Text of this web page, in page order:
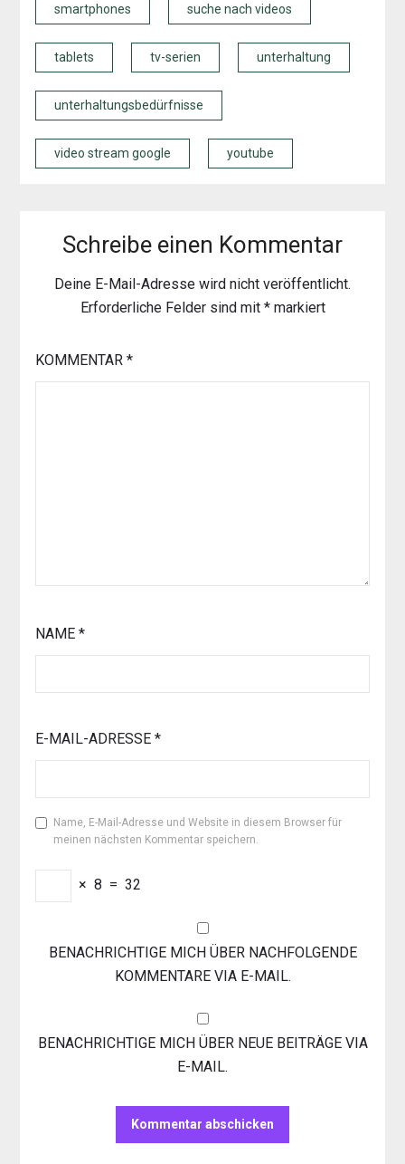
smartphones suche nach videos
tablets tv-serien unterhaltung
unterhaltungsbedürfnisse
video stream google youtube
Schreibe einen Kommentar
Deine E-Mail-Adresse wird nicht veröffentlicht.
Erforderliche Felder sind mit *markiert
KOMMENTAR *
NAME *
E-MAIL-ADRESSE *
Name, E-Mail-Adresse und Website in diesem Browser für
meinen nächsten Kommentar speichern.
× 8 = 32
BENACHRICHTIGE MICH ÜBER NACHFOLGENDE
KOMMENTARE VIA E-MAIL.
BENACHRICHTIGE MICH ÜBER NEUE BEITRÄGE VIA
E-MAIL.